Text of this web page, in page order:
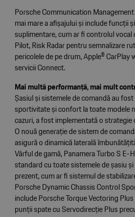
Porsche Communication
mai mare a afișajului și include funcții
suplimentare, cum ar fi controlul
Pilot, Risk Radar pentru semnalizare
pericolele de pe drum, Apple® CarPlay
servicii Connect.
Mai multă performanță, mai mult
Șasiul și sistemele de comandă au
sportivitate și confort la toate modele
cazuri, a fost implementată o
O nouă generație de sistem de
asigură o dinamică laterală
Vârful de gamă, Panamera Turbo S E-
standard cu toate sistemele de șasiu
prezent, cum ar fi sistemul de
Porsche Dynamic Chassis Control
include Porsche Torque Vectoring
punții spate cu Servodirecție Plus